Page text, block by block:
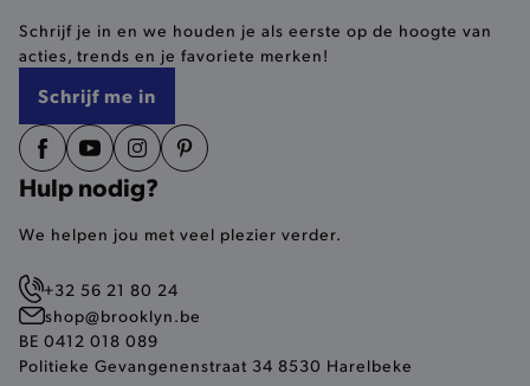
Schrijf je in en we houden je als eerste op de hoogte van
acties, trends en je favoriete merken!
Schrijf me in
Hulp nodig?
We helpen jou met veel plezier verder.
+32 56 21 80 24
shop@brooklyn.be
BE 0412 018 089
Politieke Gevangenenstraat 34 8530 Harelbeke
FUNCTIONALITEIT
Basis cookies
smulervaring op de site en zorgen ervoor dat de
site op een correcte manier wordt verorberd. De
buikjes algemene bezoekersinformatie, maar
Naam
product-added-modal
.brooklyn.be